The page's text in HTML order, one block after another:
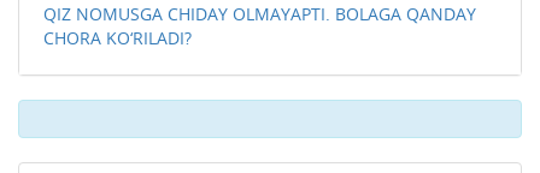
QIZ NOMUSGA CHIDAY OLMAYAPTI. BOLAGA QANDAY
CHORA KO‘RILADI?